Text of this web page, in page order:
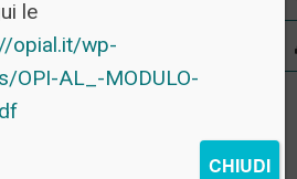
le
opial.it/wp-
OPI-AL_-MODULO-
CHIUDI